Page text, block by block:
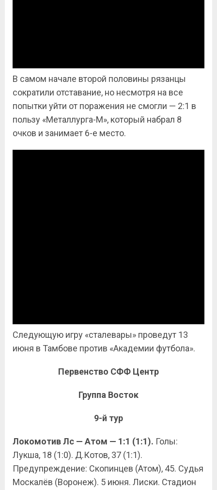
В самом начале второй половины рязанцы
сократили отставание, но несмотря на все
попытки уйти от поражения не смогли — 2:1 в
пользу «Металлурга-М», который набрал 8
очков и занимает 6-е место.
Следующую игру «сталевары» проведут 13
июня в Тамбове против «Академии футбола».
Первенство СФФ Центр
Группа Восток
9-й тур
Локомотив Лс — Атом — 1:1 (1:1). Голы:
Лукша, 18 (1:0). Д.Котов, 37 (1:1).
Предупреждение: Скопинцев (Атом), 45. Судья
Москалёв (Воронеж). 5 июня. Лиски. Стадион